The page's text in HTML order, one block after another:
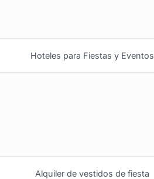
Hoteles para Fiestas y Eventos
Alquiler de vestidos de fiesta